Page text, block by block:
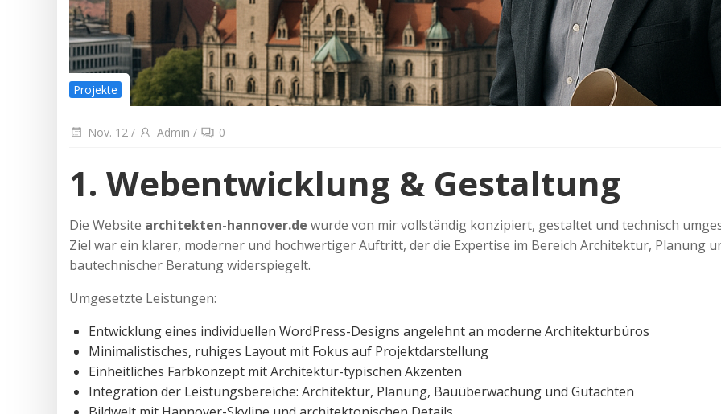
Projekte
Nov. 12 / Admin / 0
1. Webentwicklung & Gestaltung
Die Website architekten-hannover.de wurde von mir vollständig konzipiert, gestaltet und technisch
Ziel war ein klarer, moderner und hochwertiger Auftritt, der die Expertise im Bereich Architektur, Planung
bautechnischer Beratung widerspiegelt.
Umgesetzte Leistungen:
Entwicklung eines individuellen WordPress-Designs angelehnt an moderne Architekturbüros
Minimalistisches, ruhiges Layout mit Fokus auf Projektdarstellung
Einheitliches Farbkonzept mit Architektur-typischen Akzenten
Integration der Leistungsbereiche: Architektur, Planung, Bauüberwachung und Gutachten